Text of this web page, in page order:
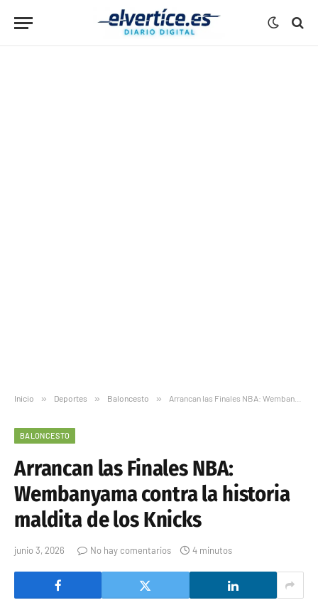
Inicio » Deportes » Baloncesto » Arrancan las Finales NBA: Wembanyama contra la historia maldita de los Knicks
BALONCESTO
Arrancan las Finales NBA:
Wembanyama contra la historia
maldita de los Knicks
junio 3, 2026 No hay comentarios 4 minutos